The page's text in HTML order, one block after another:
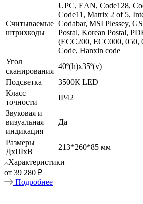
Считываемые
штрихкоды
UPC, EAN, Code128,
Code11, Matrix 2 of 5,
Codabar, MSI Plessey,
Postal, Korean Postal,
(ECC200, ECC000, 050,
Code, Hanxin code
Угол
сканирования
40º(h)x35º(v)
Подсветка
3500К LED
Класс
точности
IP42
Звуковая и
визуальная
индикация
Да
Размеры
ДхШхВ
213*260*85 мм
Характеристики
от 39 280 ₽
Подробнее